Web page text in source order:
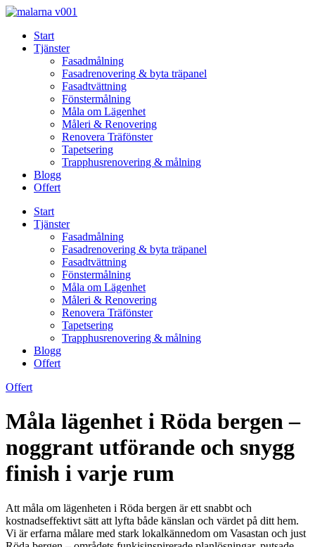
Skip
contentStart
Tjänster
Fasadmålning
Fasadrenovering & byta träpanel
Fasadtvättning
Fönstermålning
Måla om Lägenhet
Måleri & Renovering
Renovera Träfönster
Tapetsering
Trapphusrenovering & målning
Blogg
Offert
Start
Tjänster
Fasadmålning
Fasadrenovering & byta träpanel
Fasadtvättning
Fönstermålning
Måla om Lägenhet
Måleri & Renovering
Renovera Träfönster
Tapetsering
Trapphusrenovering & målning
Blogg
Offert
Offert
Måla lägenhet i Röda bergen –
noggrant utförande och snygg
finish i varje rum
Att måla om lägenheten i Röda bergen är ett snabbt och
kostnadseffektivt sätt att lyfta både känslan och värdet på ditt hem.
Vi är erfarna målare med stark lokalkännedom om Vasastan och just